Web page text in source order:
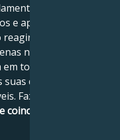
e de forma
e apercebem-se
e o que fazer.
no seu trabalho e
todas as situações
decisões e em
Fazem-no porque